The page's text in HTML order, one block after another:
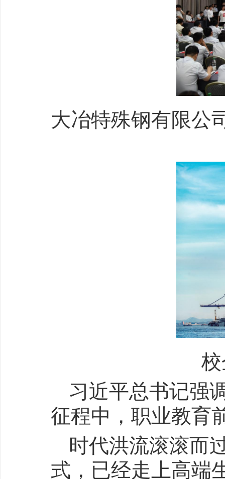
大冶特殊钢有限公
习近平总书记强
征程中，职业教育
时代洪流滚滚而
式，已经走上高端